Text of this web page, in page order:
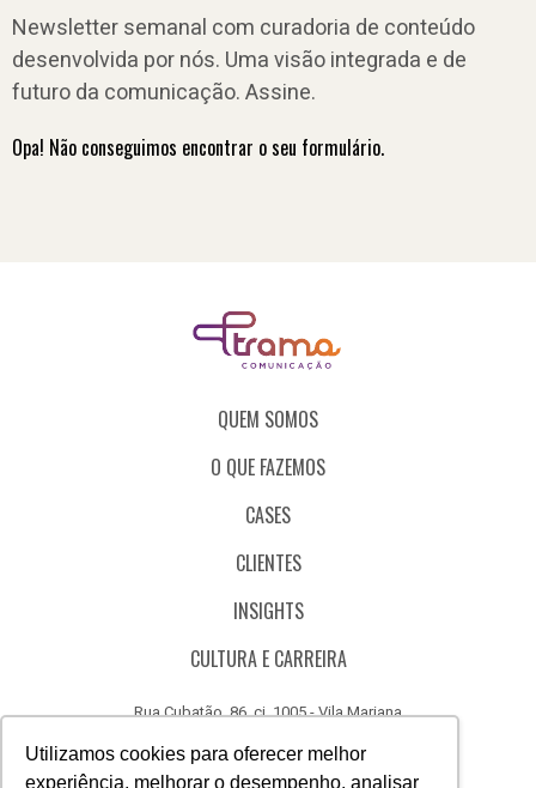
Utilizamos cookies para oferecer melhor
experiência, melhorar o desempenho, analisar
Newsletter semanal com curadoria de conteúdo
desenvolvida por nós. Uma visão integrada e de
futuro da comunicação. Assine.
Opa! Não conseguimos encontrar o seu formulário.
QUEM SOMOS
O QUE FAZEMOS
CASES
CLIENTES
INSIGHTS
CULTURA E CARREIRA
Rua Cubatão, 86, cj. 1005 - Vila Mariana